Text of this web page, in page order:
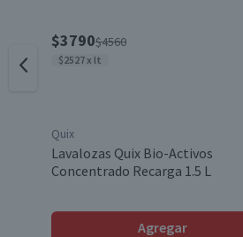
$3790$4560
$2527 x lt
Quix
Lavalozas Quix Bio-Activos
Concentrado Recarga 1.5 L
Agregar